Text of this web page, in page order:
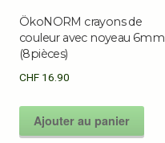
ÖkoNORM crayons de
couleur avec noyeau 6mm
(8pièces)
CHF 16.90
Ajouter au panier